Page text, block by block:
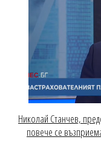
Николай Станчев,
повече се